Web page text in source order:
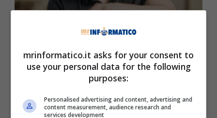
Xbox, ecco di cosa si tratta questa novità in arrivo a luglio per
tutti gli utenti (Codiciateco.it)
Non troppo tempo era arrivata l’acquisizione di
Activision Blizzard Kingda parte di Microsoft
mrinformatico.it asks for your consent to
use your personal data for the following
purposes:
Personalised advertising and content, advertising and
content measurement, audience research and
services development